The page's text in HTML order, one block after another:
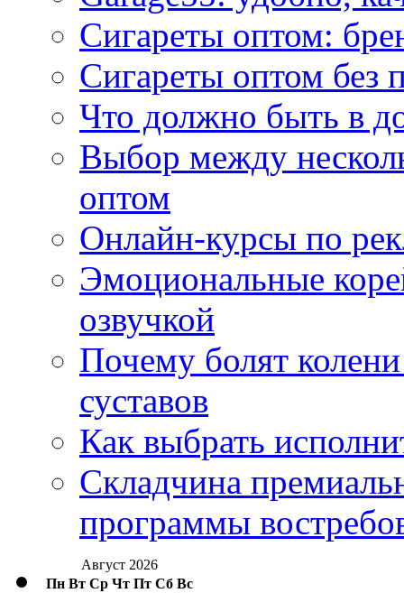
Сигареты оптом:
Сигареты оптом без
Что должно быть в
Выбор между
оптом
Онлайн-курсы по
Эмоциональные
озвучкой
Почему болят
суставов
Как выбрать
Складчина
программы
Август 2026
Пн Вт Ср Чт Пт Сб Вс